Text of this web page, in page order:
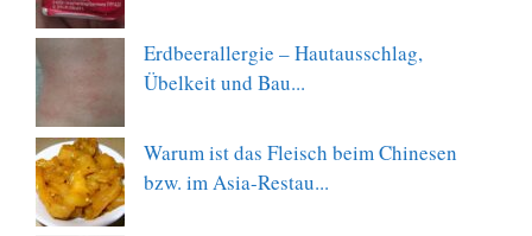
Erdbeerallergie – Hautausschlag,
Übelkeit und Bau...
Warum ist das Fleisch beim Chinesen
bzw. im Asia-Restau...